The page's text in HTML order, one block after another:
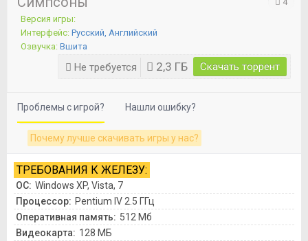
Версия игры:
Интерфейс: Русский, Английский
Озвучка: Вшита
Не требуется 2,3 ГБ Скачать торрент
Проблемы с игрой? Нашли ошибку?
Почему лучше скачивать игры у нас?
ТРЕБОВАНИЯ К ЖЕЛЕЗУ:
ОС: Windows XP, Vista, 7
Процессор: Pentium IV 2.5 ГГц
Оперативная память: 512 Мб
Видеокарта: 128 МБ